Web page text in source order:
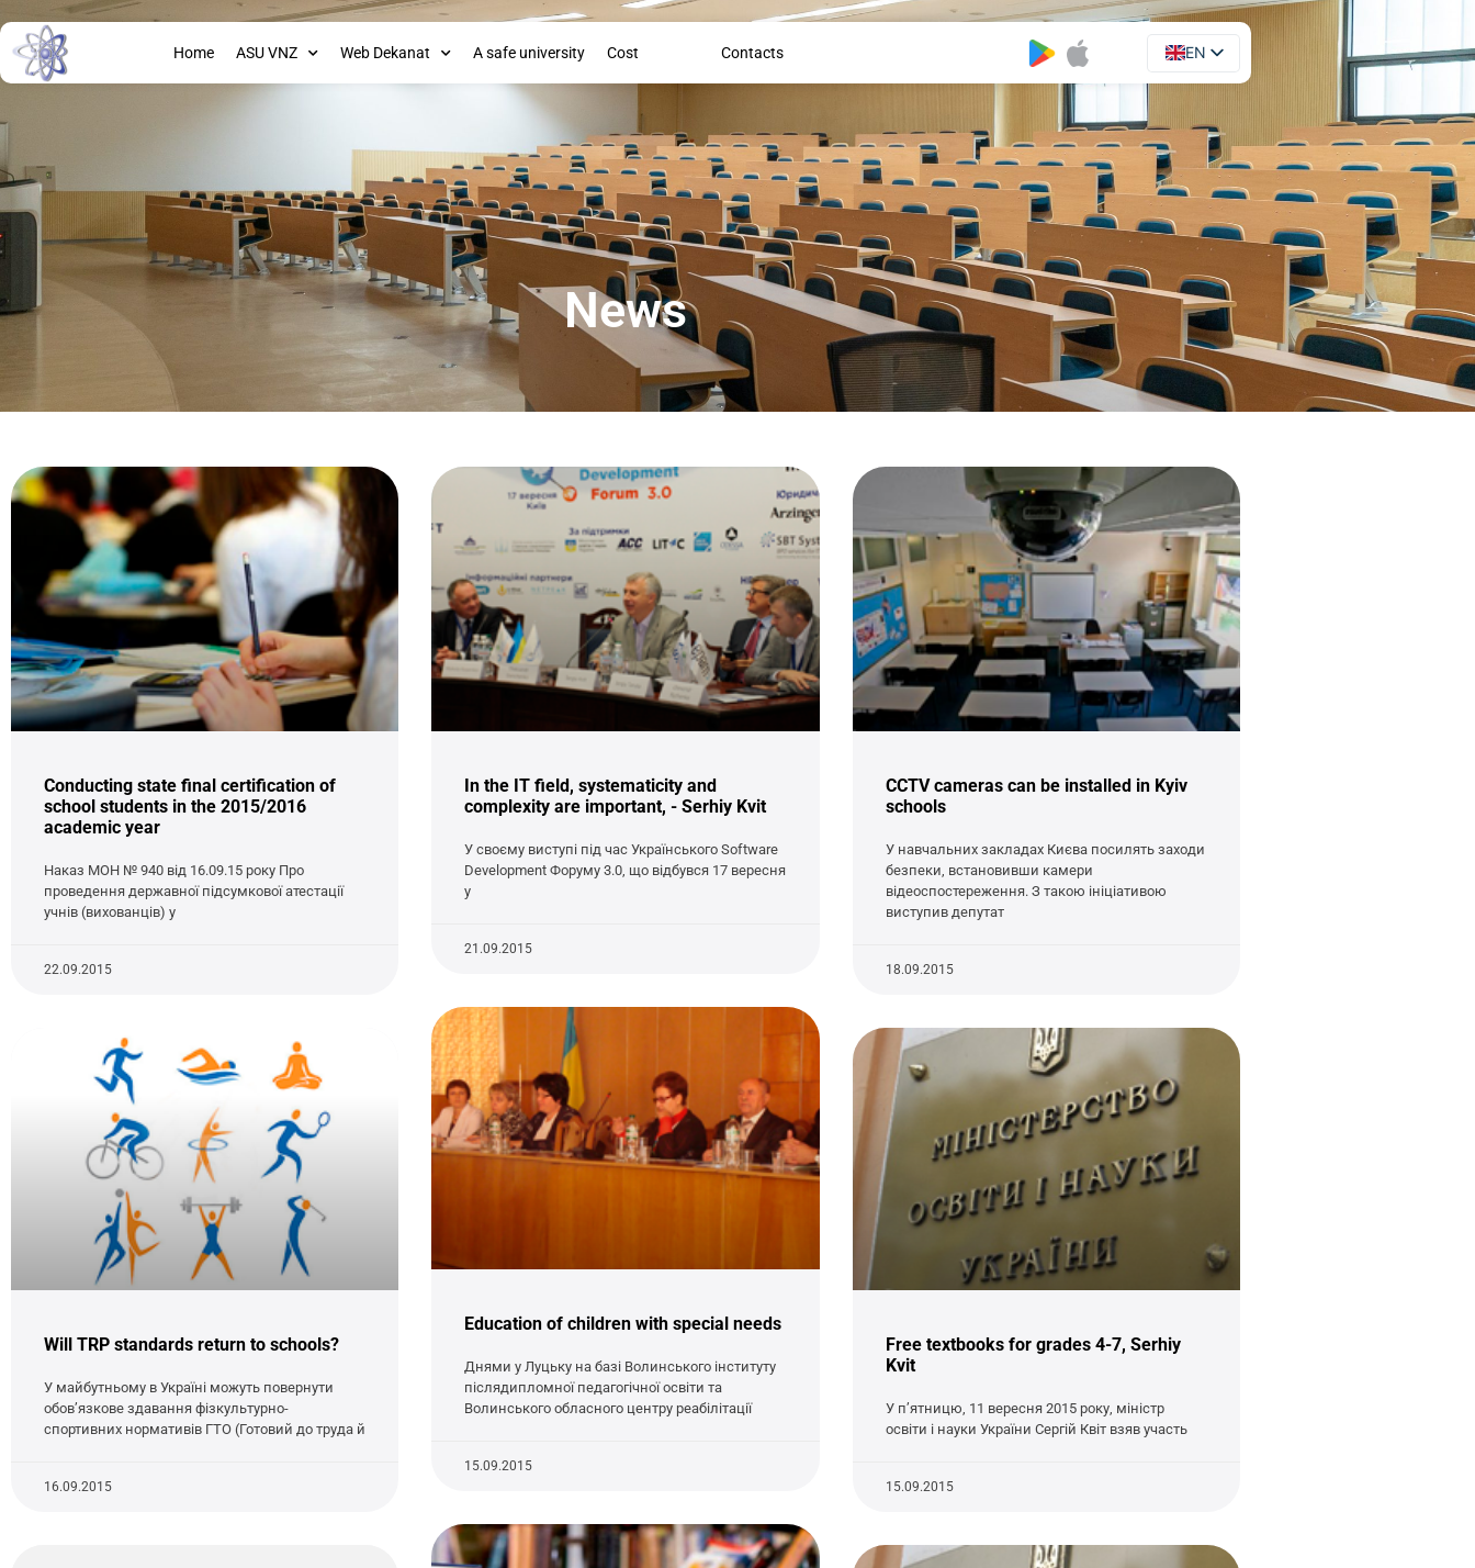
Home ASU VNZ Web Dekanat A safe university Cost Contacts
EN
UA
News
Conducting state final certification of
school students in the 2015/2016
academic year
Наказ МОН № 940 від 16.09.15 року Про
проведення державної підсумкової атестації
учнів (вихованців) у
22.09.2015
In the IT field, systematicity and
complexity are important, - Serhiy Kvit
У своєму виступі під час Українського Software
Development Форуму 3.0, що відбувся 17 вересня
у
21.09.2015
CCTV cameras can be installed in Kyiv
schools
У навчальних закладах Києва посилять заходи
безпеки, встановивши камери
відеоспостереження. З такою ініціативою
виступив депутат
18.09.2015
Will TRP standards return to schools?
У майбутньому в Україні можуть повернути
обов’язкове здавання фізкультурно-
спортивних нормативів ГТО (Готовий до труда й
16.09.2015
Education of children with special needs
Днями у Луцьку на базі Волинського інституту
післядипломної педагогічної освіти та
Волинського обласного центру реабілітації
15.09.2015
Free textbooks for grades 4-7, Serhiy
Kvit
У п’ятницю, 11 вересня 2015 року, міністр
освіти і науки України Сергій Квіт взяв участь
15.09.2015